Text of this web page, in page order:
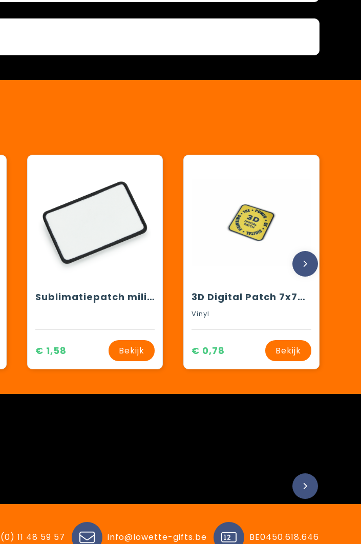
Sublimatiepatch militaire MOLLE
€ 1,58 Bekijk
3D Digital Patch 7x7cm
Vinyl
€ 0,78 Bekijk
11 48 59 57 info@lowette-gifts.be BE0450.618.646